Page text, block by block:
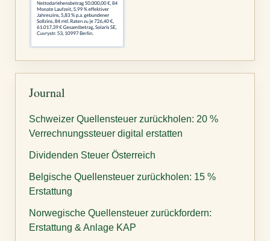
Journal
Schweizer Quellensteuer zurückholen: 20 %
Verrechnungssteuer digital erstatten
Dividenden Steuer Österreich
Belgische Quellensteuer zurückholen: 15 %
Erstattung
Norwegische Quellensteuer zurückfordern:
Erstattung & Anlage KAP